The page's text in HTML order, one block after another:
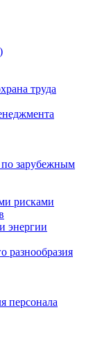
труда
по зарубежным
рисками
энергии
разнообразия
персонала